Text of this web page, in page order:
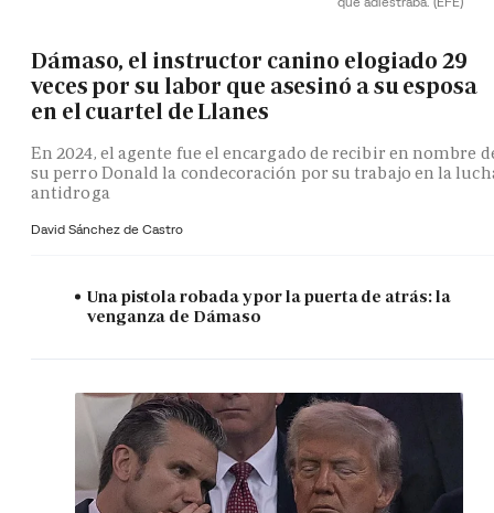
Dámaso, el instructor canino elogiado 29
veces por su labor que asesinó a su esposa
en el cuartel de Llanes
En 2024, el agente fue el encargado de recibir en nombre
su perro Donald la condecoración por su trabajo en la
antidroga
David Sánchez de Castro
Una pistola robada y por la puerta de atrás: la
venganza de Dámaso